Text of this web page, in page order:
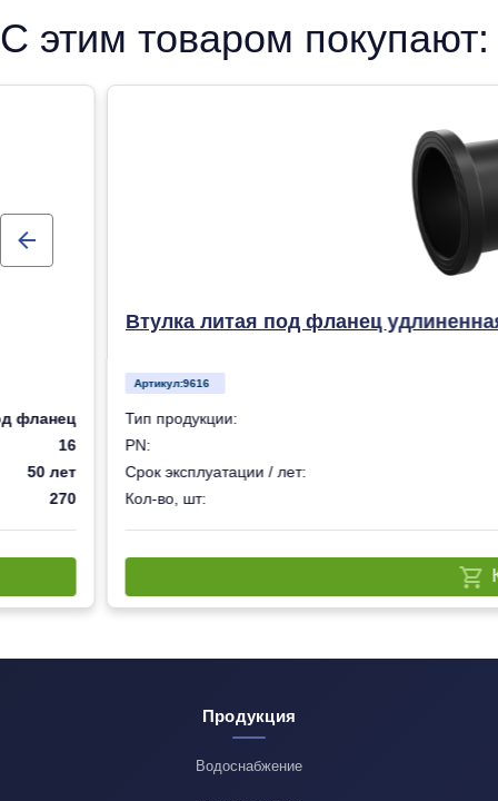
С этим товаром покупают:
фланец
16
50 лет
270
Втулка литая под фланец
Артикул:9616
Тип продукции:
PN:
Срок эксплуатации / лет:
Кол-во, шт:
Продукция
Водоснабжение